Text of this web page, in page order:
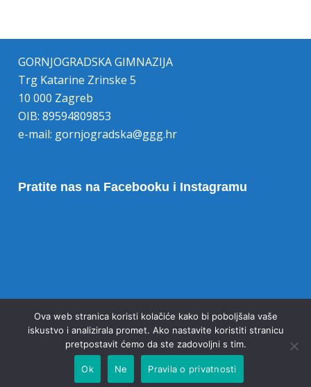
GORNJOGRADSKA GIMNAZIJA
Trg Katarine Zrinske 5
10 000 Zagreb
OIB: 89594809853
e-mail: gornjogradska@ggg.hr
Pratite nas na Facebooku i Instagramu
© 2020 Gornjogradska gimnazija Zagreb
Ova web stranica koristi kolačiće kako bi poboljšala vaše
iskustvo i analizirala promet. Ako nastavite koristiti stranicu
pretpostavit ćemo da ste zadovoljni s tim.
Ok Ne Pravila o privatnosti